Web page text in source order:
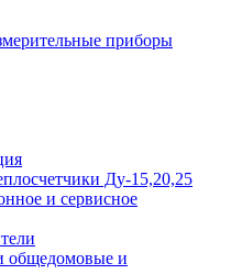
приборы
Ду-15,20,25
и сервисное
общедомовые и